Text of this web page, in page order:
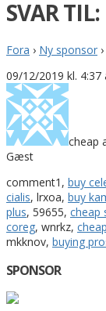
SVAR
Fora › Ny sponsor ›
09/12/2019 kl. 4:37
cheap
Gæst
comment1, buy
cialis, lrxoa, buy
plus, 59655, cheap
coreg, wnrkz,
mkknov, buying
SPONSOR